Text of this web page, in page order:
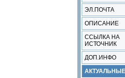
ЭЛ.ПОЧТА
ОПИСАНИЕ
ССЫЛКА НА
ИСТОЧНИК
ДОП.ИНФО